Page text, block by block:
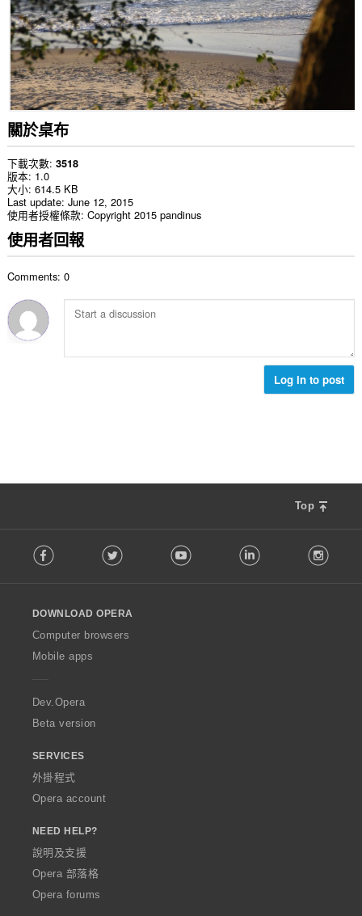
關於桌布
下載次數 3518
版本 1.0
大小 614.5 KB
Last update June 12, 2015
使用者授權條款 Copyright 2015 pandinus
使用者回報
Comments: 0
Log in to post
Top
o
w
O
p
a
Facebook Twitter Youtube LinkedIn
DOWNLOAD OPERA
Computer browsers
Mobile apps
Dev.Opera
Beta version
SERVICES
外掛程式
Opera account
NEED HELP?
說明及支援
Opera 部落格
Opera forums